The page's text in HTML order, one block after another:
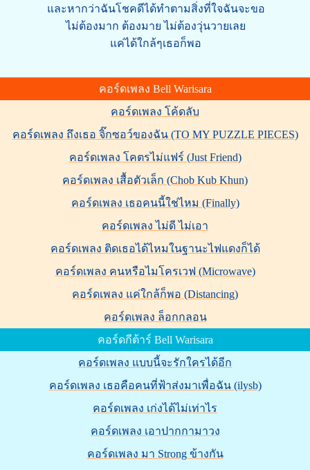
และหากว่าฉันโชคดีได้ทำตามสิ่งที่ใจฉันจะขอ
ไม่ต้องมาก ต้องมาย ไม่ต้องวุ่นวายเลย
แค่ได้ใกล้ๆเธอก็พอ
คอร์ดเพลง Bell Warisara
คอร์ดเพลง โค้ดลับ
คอร์ดเพลง ถึงเธอ จิ๊กซอว์ของฉัน (TO MY PUZZLE PIECES)
คอร์ดเพลง โคตรไม่แฟร์ (Just Friend)
คอร์ดเพลง เสื้อตัวเล็ก (Chob Kub Khun)
คอร์ดเพลง เธอคนนี้ใช่ไหม (Finally)
คอร์ดเพลง ไม่ดี ไม่เอา
คอร์ดเพลง ติดเธอได้ไหมในฐานะไฟแดงก็ได้
คอร์ดเพลง คนหรือไมโครเวฟ (Microwave)
คอร์ดเพลง แค่ใกล้ก็พอ (Distancing)
คอร์ดเพลง ล็อกกลอน
คอร์ดกีต้าร์ Bell Warisara
คอร์ดเพลง แบบนี้จะรักใครได้อีก
คอร์ดเพลง เธอคือคนที่ฟ้าส่งมาเพื่อฉัน (ilysb)
คอร์ดเพลง เก่งได้ไม่เท่าไร
คอร์ดเพลง เอาปากกามาวง
คอร์ดเพลง มา Strong ข้างกัน